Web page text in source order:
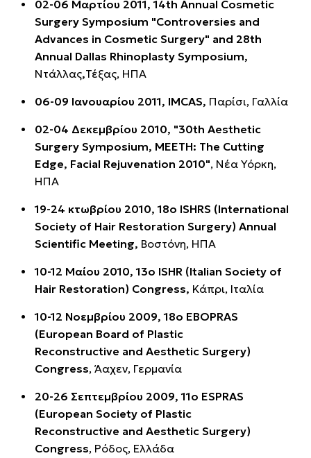
02-06 Μαρτίου 2011, 14th Annual Cosmetic
Surgery Symposium "Controversies and
Advances in Cosmetic Surgery" and 28th
Annual Dallas Rhinoplasty Symposium,
Ντάλλας,Τέξας, ΗΠΑ
06-09 Ιανουαρίου 2011, IMCAS, Παρίσι, Γαλλία
02-04 Δεκεμβρίου 2010, "30th Aesthetic
Surgery Symposium, MEETH: The Cutting
Edge, Facial Rejuvenation 2010", Νέα Υόρκη,
ΗΠΑ
19-24 κτωβρίου 2010, 18ο ISHRS (International
Society of Hair Restoration Surgery) Annual
Scientific Meeting, Βοστόνη, ΗΠΑ
10-12 Μαίου 2010, 13o ISHR (Italian Society of
Hair Restoration) Congress, Κάπρι, Ιταλία
10-12 Νοεμβρίου 2009, 18o EBOPRAS
(European Board of Plastic
Reconstructive and Aesthetic Surgery)
Congress, Άαχεν, Γερμανία
20-26 Σεπτεμβρίου 2009, 11o ESPRAS
(European Society of Plastic
Reconstructive and Aesthetic Surgery)
Congress, Ρόδος, Ελλάδα